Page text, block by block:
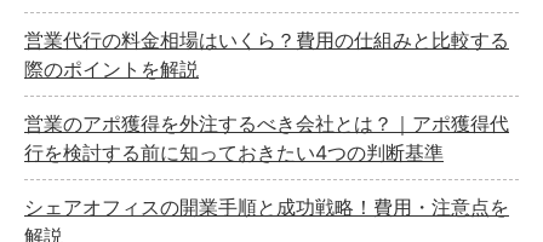
営業代行の料金相場はいくら？費用の仕組みと比較する
際のポイントを解説
営業のアポ獲得を外注するべき会社とは？｜アポ獲得代
行を検討する前に知っておきたい4つの判断基準
シェアオフィスの開業手順と成功戦略！費用・注意点を
解説